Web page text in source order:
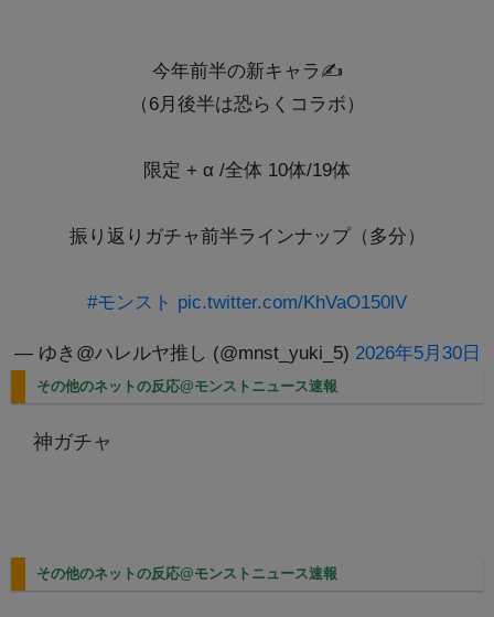
今年前半の新キャラ✍
（6月後半は恐らくコラボ）
限定 + α /全体 10体/19体
振り返りガチャ前半ラインナップ（多分）
#モンスト pic.twitter.com/KhVaO150lV
— ゆき@ハレルヤ推し (@mnst_yuki_5) 2026年5月30日
その他のネットの反応@モンストニュース速報
神ガチャ
その他のネットの反応@モンストニュース速報